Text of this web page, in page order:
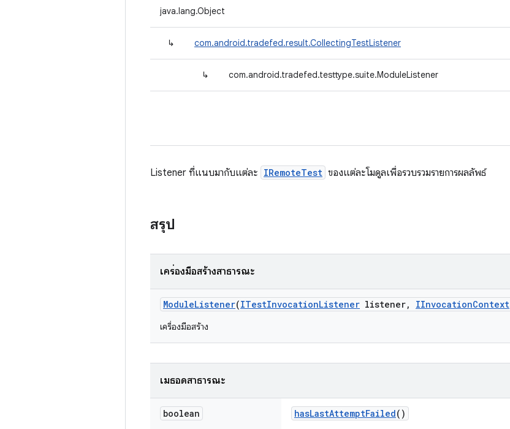
java.lang.Object
↳ com.android.tradefed.result.CollectingTestListener
↳ com.android.tradefed.testtype.suite.ModuleListener
Listener ที่แนบมากับแต่ละ IRemoteTest ของแต่ละโมดูลเพื่อรวบรวมรายการผลลัพธ์
สรุป
เครื่องมือสร้างสาธารณะ
ModuleListener(ITestInvocationListener listener, IInvocationContext
เครื่องมือสร้าง
เมธอดสาธารณะ
boolean hasLastAttemptFailed()